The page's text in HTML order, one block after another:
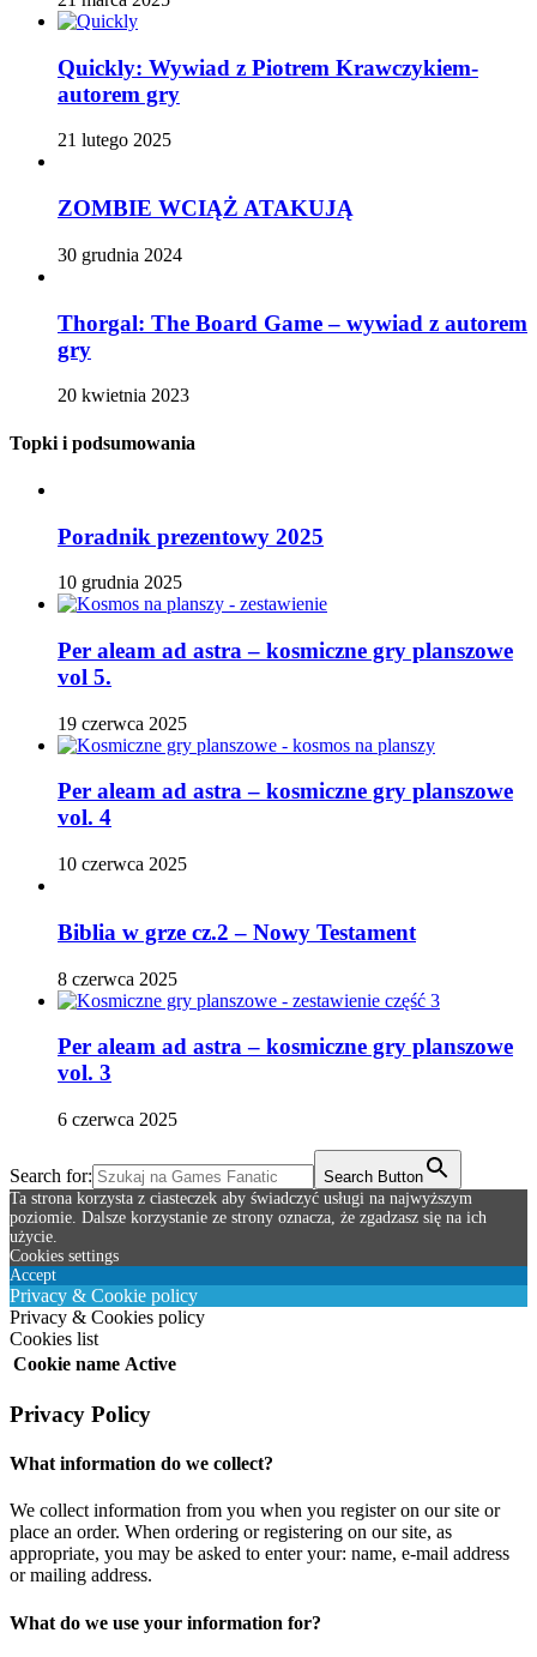
Quickly: Wywiad z Piotrem Krawczykiem-
autorem gry
21 lutego 2025
ZOMBIE WCIĄŻ ATAKUJĄ
30 grudnia 2024
Thorgal: The Board Game – wywiad z autorem
gry
20 kwietnia 2023
Topki i podsumowania
Poradnik prezentowy 2025
10 grudnia 2025
Per aleam ad astra – kosmiczne gry planszowe
vol 5.
19 czerwca 2025
Per aleam ad astra – kosmiczne gry planszowe
vol. 4
10 czerwca 2025
Biblia w grze cz.2 – Nowy Testament
8 czerwca 2025
Per aleam ad astra – kosmiczne gry planszowe
vol. 3
6 czerwca 2025
Search for:
Search Button
Ta strona korzysta z ciasteczek aby świadczyć usługi na najwyższym
poziomie. Dalsze korzystanie ze strony oznacza, że zgadzasz się na ich
użycie.
Cookies settings
Accept
Privacy & Cookie policy
Privacy & Cookies policy
Cookies list
Cookie name Active
Privacy Policy
What information do we collect?
We collect information from you when you register on our site or
place an order. When ordering or registering on our site, as
appropriate, you may be asked to enter your: name, e-mail address
or mailing address.
What do we use your information for?